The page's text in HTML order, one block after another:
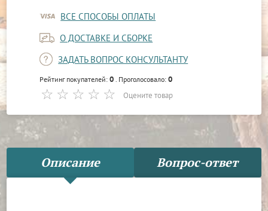
ВСЕ СПОСОБЫ ОПЛАТЫ
О ДОСТАВКЕ И СБОРКЕ
ЗАДАТЬ ВОПРОС КОНСУЛЬТАНТУ
Рейтинг покупателей:0 . Проголосовало:0
Оцените товар
Описание Вопрос-ответ